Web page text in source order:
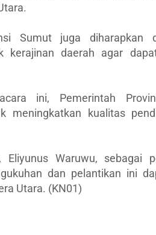
Sumut juga diharapkan
kerajinan daerah agar
ini, Pemerintah
meningkatkan kualitas
Eliyunus Waruwu, sebagai
dan pelantikan ini
Utara. (KN01)